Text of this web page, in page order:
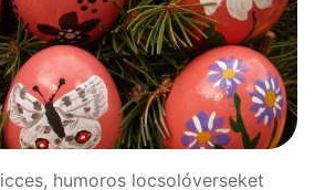
humoros locsolóverseket